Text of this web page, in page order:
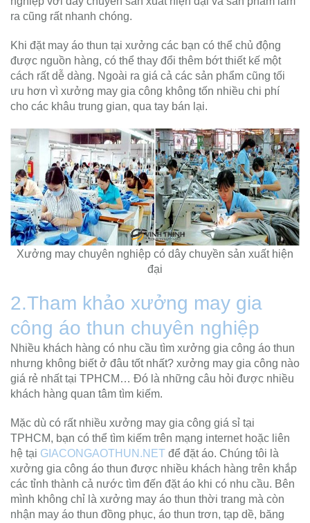
ra cũng rất nhanh chóng.
Khi đặt may áo thun tại xưởng các bạn có thể chủ động
được nguồn hàng, có thể thay đổi thêm bớt thiết kế một
cách rất dễ dàng. Ngoài ra giá cả các sản phẩm cũng tối
ưu hơn vì xưởng may gia công không tốn nhiều chi phí
cho các khâu trung gian, qua tay bán lại.
Xưởng may chuyên nghiệp có dây chuyền sản xuất hiện
đại
2.Tham khảo xưởng may gia
công áo thun chuyên nghiệp
Nhiều khách hàng có nhu cầu tìm xưởng gia công áo thun
nhưng không biết ở đâu tốt nhất? xưởng may gia công nào
giá rẻ nhất tại TPHCM… Đó là những câu hỏi được nhiều
khách hàng quan tâm tìm kiếm.
Mặc dù có rất nhiều xưởng may gia công giá sỉ tại
TPHCM, bạn có thể tìm kiếm trên mạng internet hoặc liên
hệ tại GIACONGAOTHUN.NET để đặt áo. Chúng tôi là
xưởng gia công áo thun được nhiều khách hàng trên khắp
các tỉnh thành cả nước tìm đến đặt áo khi có nhu cầu. Bên
mình không chỉ là xưởng may áo thun thời trang mà còn
nhận may áo thun đồng phục, áo thun trơn, tạp dề, băng